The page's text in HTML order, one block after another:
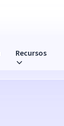
Recursos